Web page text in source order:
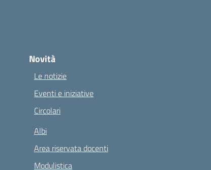
Novità
Le notizie
Eventi e iniziative
Circolari
Albi
Area riservata docenti
Modulistica